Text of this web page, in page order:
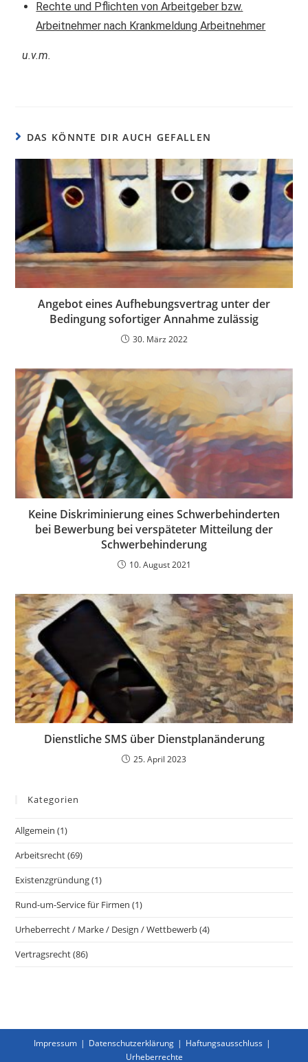
Rechte und Pflichten von Arbeitgeber bzw.
Arbeitnehmer nach Krankmeldung Arbeitnehmer
u.v.m.
DAS KÖNNTE DIR AUCH GEFALLEN
Angebot eines Aufhebungsvertrag unter der
Bedingung sofortiger Annahme zulässig
30. März 2022
Keine Diskriminierung eines Schwerbehinderten
bei Bewerbung bei verspäteter Mitteilung der
Schwerbehinderung
10. August 2021
Dienstliche SMS über Dienstplanänderung
25. April 2023
Kategorien
Allgemein (1)
Arbeitsrecht(69)
Existenzgründung(1)
Rund-um-Service für Firmen (1)
Urheberrecht / Marke / Design / Wettbewerb(4)
Vertragsrecht(86)
Impressum Datenschutzerklärung
Haftungsausschluss
Urheberrechte